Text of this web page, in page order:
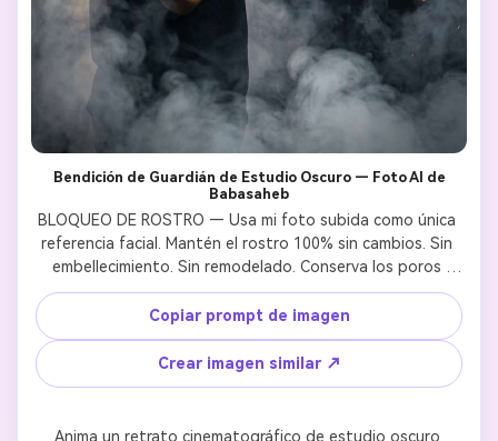
Bendición de Guardián de Estudio Oscuro — Foto AI de
Babasaheb
BLOQUEO DE ROSTRO — Usa mi foto subida como única
referencia facial. Mantén el rostro 100% sin cambios. Sin
embellecimiento. Sin remodelado. Conserva los poros
naturales y la textura de la barba.DR. BABASAHEB
AMBEDKAR — Debe coincidir con fotografías históricas
auténticas: gafas redondas de marco negro, cabello
peinado prolijamente, traje azul marino formal, corbata
roja, expresión calmada y digna, sosteniendo el libro de la
divino solo a través de la iluminación.ESCENA: Retrato de
Copiar prompt de imagen
Crear imagen similar ↗
Anima un retrato cinematográfico de estudio oscuro